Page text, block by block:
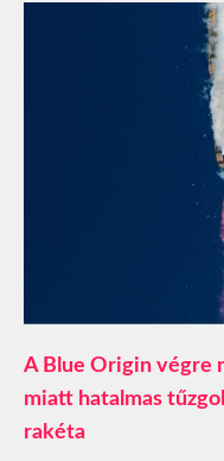
A Blue Origin végre
miatt hatalmas
rakéta